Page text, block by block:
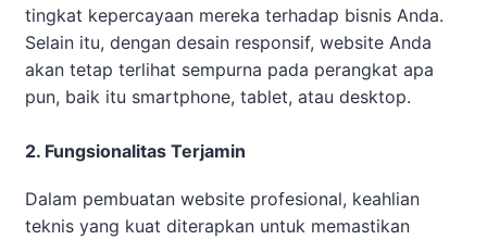
tingkat kepercayaan mereka terhadap bisnis Anda.
Selain itu, dengan desain responsif, website Anda
akan tetap terlihat sempurna pada perangkat apa
pun, baik itu smartphone, tablet, atau desktop.
2. Fungsionalitas Terjamin
Dalam pembuatan website profesional, keahlian
teknis yang kuat diterapkan untuk memastikan